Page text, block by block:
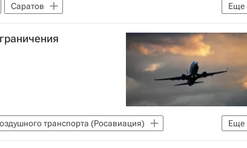
Еще
Саратов
(Росавиация)
Безопасность
Еще
транспорта (Росавиация)